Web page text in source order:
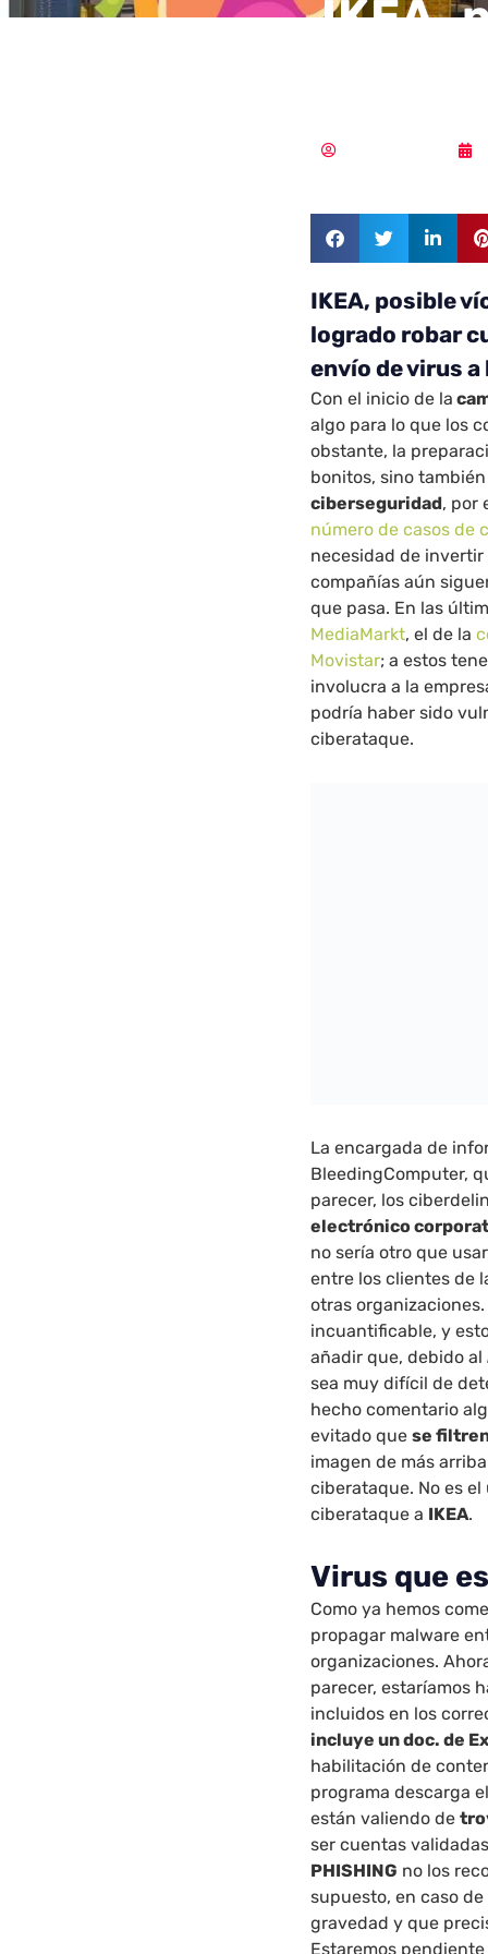
IKEA,
IKEA, posible
logrado robar
envío de virus
Con el inicio de la
algo para lo que los
obstante, la
bonitos, sino
ciberseguridad, por
número de casos de
necesidad de
compañías aún
que pasa. En las
MediaMarkt, el de la
Movistar; a estos
involucra a la
podría haber sido
ciberataque.
La encargada de
BleedingComputer,
parecer, los
electrónico
no sería otro que
entre los clientes de
otras
incuantificable, y
añadir que, debido al
sea muy difícil de
hecho comentario
evitado quese
imagen de más
ciberataque. No es
ciberataque a IKEA.
Virus que
Como ya hemos
propagar malware
organizaciones.
parecer, estaríamos
incluidos en los
incluye un doc. de
habilitación de
programa descarga
están valiendo de
ser cuentas
PHISHING no los
supuesto, en caso
gravedad y que
Estaremos